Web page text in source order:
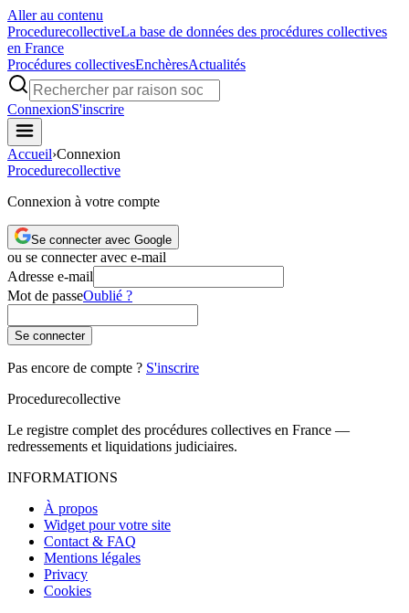
Aller au contenu
ProcedurecollectiveLa base de données des procédures collectives
en France
Procédures collectivesEnchèresActualités
ConnexionS'inscrire
Accueil›Connexion
Procedurecollective
Connexion à votre compte
Se connecter avec Google
ou se connecter avec e-mail
Adresse e-mail
Mot de passeOublié ?
Se connecter
Pas encore de compte ? S'inscrire
Procedurecollective
Le registre complet des procédures collectives en France —
redressements et liquidations judiciaires.
INFORMATIONS
À propos
Widget pour votre site
Contact & FAQ
Mentions légales
Privacy
Cookies